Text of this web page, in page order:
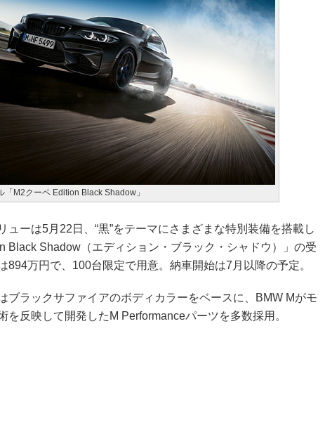
「M2クーペ Edition Black Shadow」
ーは5月22日、“黒”をテーマにさまざまな特別装備を搭載し
Black Shadow（エディション・ブラック・シャドウ）」の受
894万円で、100台限定で用意。納車開始は7月以降の予定。
ラックサファイアのボディカラーをベースに、BMW Mがモ
を反映して開発したM Performanceパーツを多数採用。